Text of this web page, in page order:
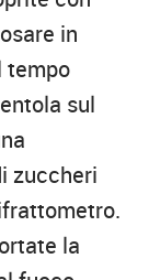
in
tempo
sul
zuccheri
la